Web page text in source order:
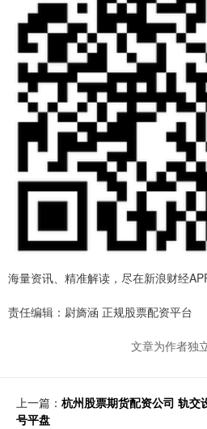
海量资讯、精准解读，尽在新浪财经
责任编辑：尉旖涵 正规股票配资平台
文章为作者独
上一篇： 杭州股票期货配资公司 轨交
号平盘